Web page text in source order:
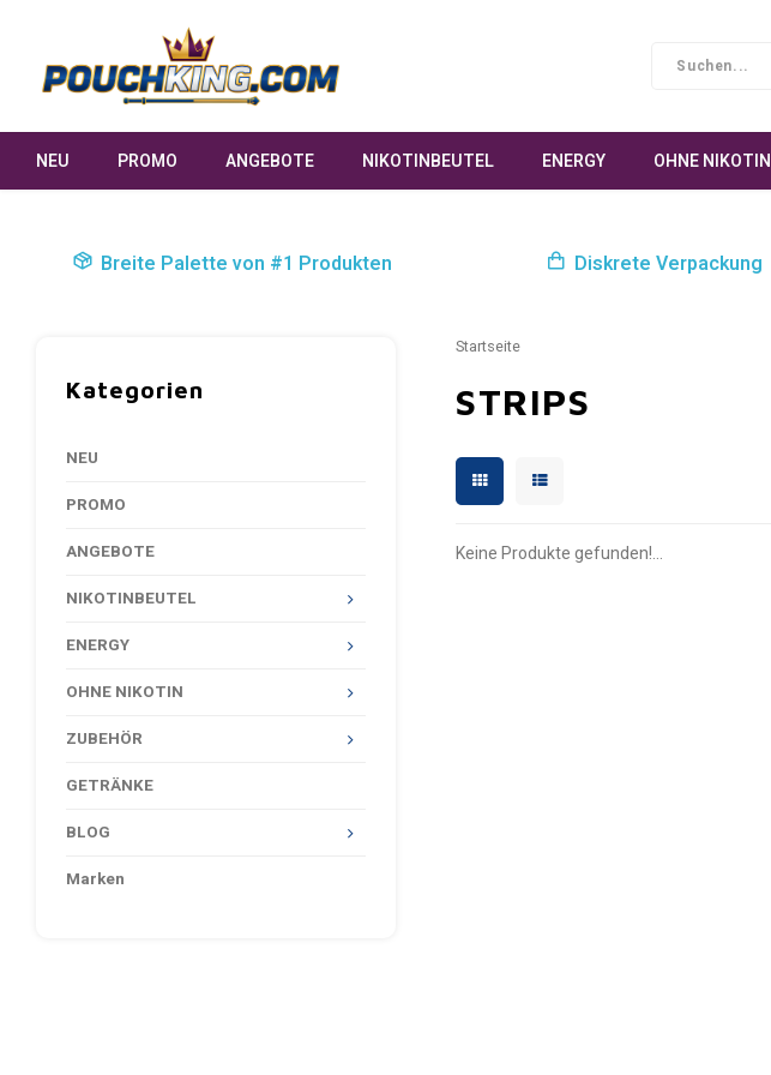
NEU PROMO ANGEBOTE NIKOTINBEUTEL ENERGY OHNE NIKOTIN
Breite Palette von #1 Produkten Diskrete Verpackung
Kategorien
NEU
PROMO
ANGEBOTE
NIKOTINBEUTEL
ENERGY
OHNE NIKOTIN
ZUBEHÖR
GETRÄNKE
BLOG
Marken
Startseite
STRIPS
Keine Produkte gefunden!...